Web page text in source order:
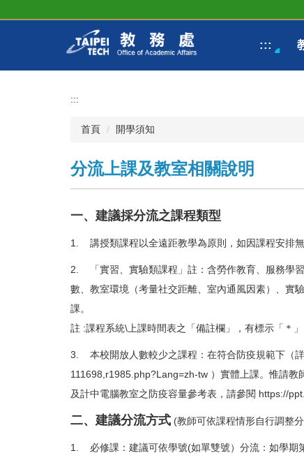
內
:::
:::
首頁 開學須知
分流上課及教室相關說明
一、建議採分流之課程類型
1. 講授類課程以全遠距教學為原則，如因課程安排無
2. 「實習、實驗類課程」註：含勞作教育、服務學
數、教室環境（考量社交距離、室內通風因素）、實
課。
註 :課程系統\上課時間表之「備註欄」，有標示「＊
3. 本校開放人數較少之課程：在符合防疫規範下（
111698,r1985.php?Lang=zh-tw ）實體上課。惟請教
及計中電腦教室之防疫容量參考表，請參閱 https://
二、建議分流方式 (教師可依課程情形自行調整分
1. 必修課：建議可依學號(如單雙號）分流：如學期